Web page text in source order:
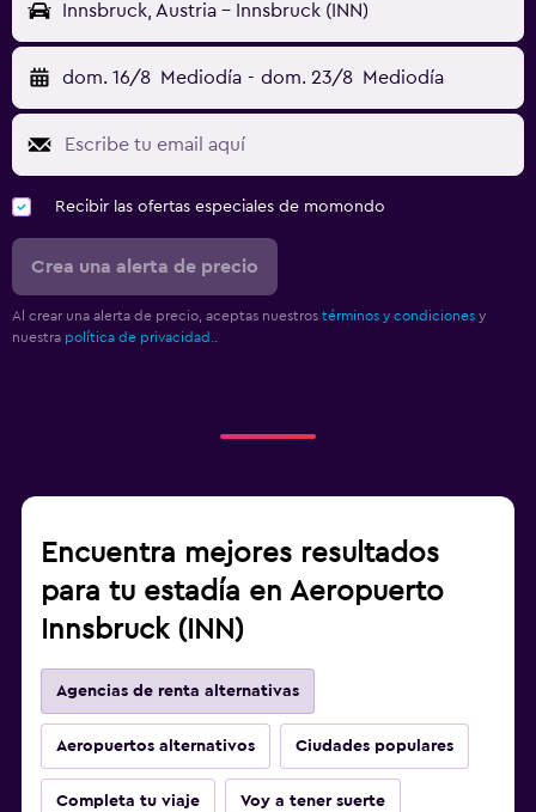
Innsbruck, Austria - Innsbruck (INN)
dom. 16/8 Mediodía - dom. 23/8 Mediodía
Recibir las ofertas especiales de momondo
Crea una alerta de precio
Al crear una alerta de precio, aceptas nuestros términos y condiciones y
nuestra política de privacidad..
Encuentra mejores resultados
para tu estadía en Aeropuerto
Innsbruck (INN)
Agencias de renta alternativas
Aeropuertos alternativos Ciudades populares
Completa tu viaje Voy a tener suerte